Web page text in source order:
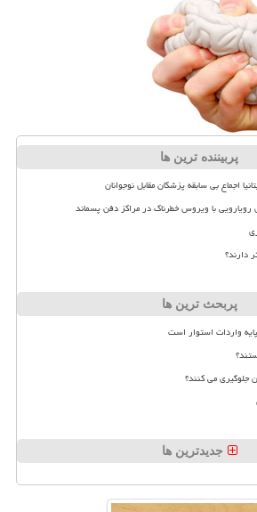
پربیننده ترین ها
اجماع بی سابقه پزشکان مقابل نوجوانان
با ویروس خطرناک در مراکز دفن پسماند
دارند؟
پربحث ترین ها
واردات استوار است
جلوگیری می کنند؟
جدیدترین ها